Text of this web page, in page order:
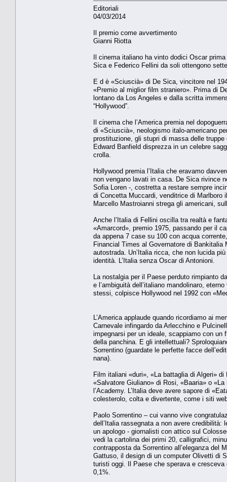
Editoriali
04/03/2014
Il premio come avvertimento
Gianni Riotta
Il cinema italiano ha vinto dodici Oscar
Sica e Federico Fellini da soli ottengono
E d è «Sciuscià» di De Sica, vincitore nel
«Premio al miglior film straniero». Prima di
lontano da Los Angeles e dalla scritta
“Hollywood”.
Il cinema che l’America premia nel
di «Sciuscià», neologismo italo-americano
prostituzione, gli stupri di massa delle
Edward Banfield disprezza in un celebre
crolla.
Hollywood premia l’Italia che eravamo
non vengano lavati in casa. De Sica rivince
Sofia Loren -, costretta a restare sempre
di Concetta Muccardi, venditrice di Marlboro
Marcello Mastroianni strega gli americani,
Anche l’Italia di Fellini oscilla tra realtà e
«Amarcord», premio 1975, passando per il
da appena 7 case su 100 con acqua
Financial Times al Governatore di
autostrada. Un’Italia ricca, che non lucida
identità. L’Italia senza Oscar di Antonioni.
La nostalgia per il Paese perduto rimpianto
e l’ambiguità dell’italiano mandolinaro,
stessi, colpisce Hollywood nel 1992 con
L’America applaude quando ricordiamo ai
Carnevale infingardo da Arlecchino e
impegnarsi per un ideale, scappiamo con
della panchina. E gli intellettuali?
Sorrentino (guardate le perfette facce
nana).
Film italiani «duri», «La battaglia di Algeri»
«Salvatore Giuliano» di Rosi, «Baaria» o
l’Academy. L’Italia deve avere sapore di
colesterolo, colta e divertente, come i siti
Paolo Sorrentino – cui vanno vive
dell’Italia rassegnata a non avere
un apologo - giornalisti con attico sul
vedi la cartolina dei primi 20, calligrafici,
contrapposta da Sorrentino all’eleganza del
Gattuso, il design di un computer Olivetti di
turisti oggi. Il Paese che sperava e
0,1%.